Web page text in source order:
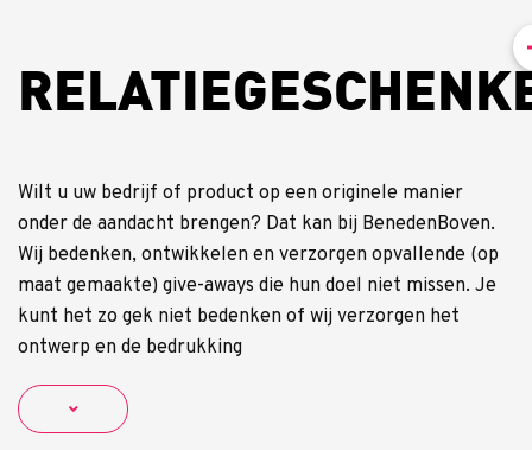
Wilt u uw bedrijf of product op een originele manier
onder de aandacht brengen? Dat kan bij BenedenBoven.
Wij bedenken, ontwikkelen en verzorgen opvallende (op
maat gemaakte) give-aways die hun doel niet missen. Je
kunt het zo gek niet bedenken of wij verzorgen het
ontwerp en de bedrukking